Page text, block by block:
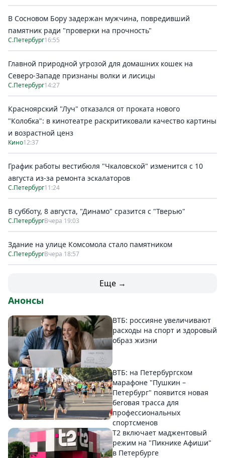
В Сосновом Бору задержан мужчина, повредивший
памятник ради "проверки на прочность"
С.Петербург16:55
Главной природной угрозой для домашних кошек на
Северо-Западе признаны волки и лисицы
С.Петербург14:27
Красноярский "Луч" отказался от проката нового
"Колобка": в кинотеатре раскритиковали качество картины
и возрастной ценз
Кино12:37
График работы вестибюля "Чкаловской" изменится с 10
августа из-за ремонта эскалаторов
С.Петербург11:24
В субботу, 8 августа, "Динамо" сразится с "Тверью"
С.ПетербургВчера 19:03
Здание на улице Комсомола стало памятником
С.ПетербургВчера 18:57
Еще →
Анонсы
ВТБ: россияне увеличивают
расходы на спорт и здоровый
образ жизни
ВТБ: на Петербургском
марафоне "Пушкин –
Петербург" появится новая
беговая трасса для
профессиональных
спортсменов
Т2 включает маджентовый
режим на "Пикнике Афиши"
в Петербурге